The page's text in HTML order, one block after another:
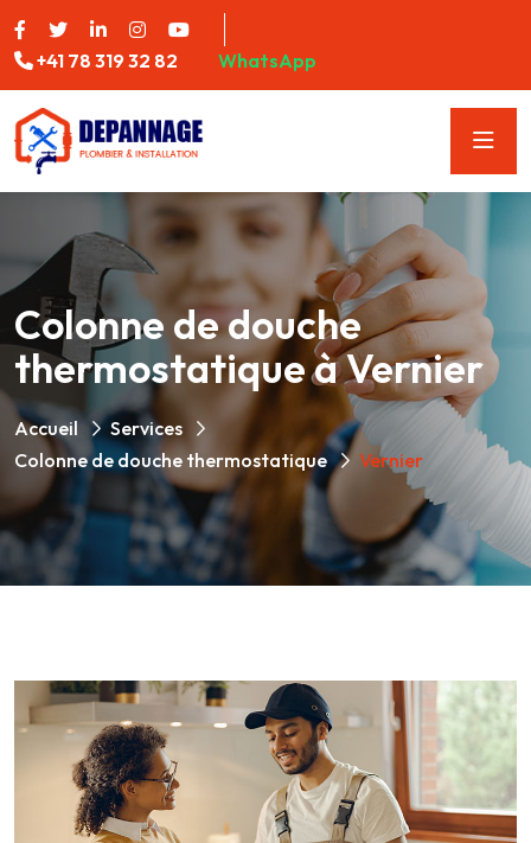
+41 78 319 32 82 WhatsApp
Colonne de douche
thermostatique à Vernier
Accueil
Services
Colonne de douche thermostatique
Vernier